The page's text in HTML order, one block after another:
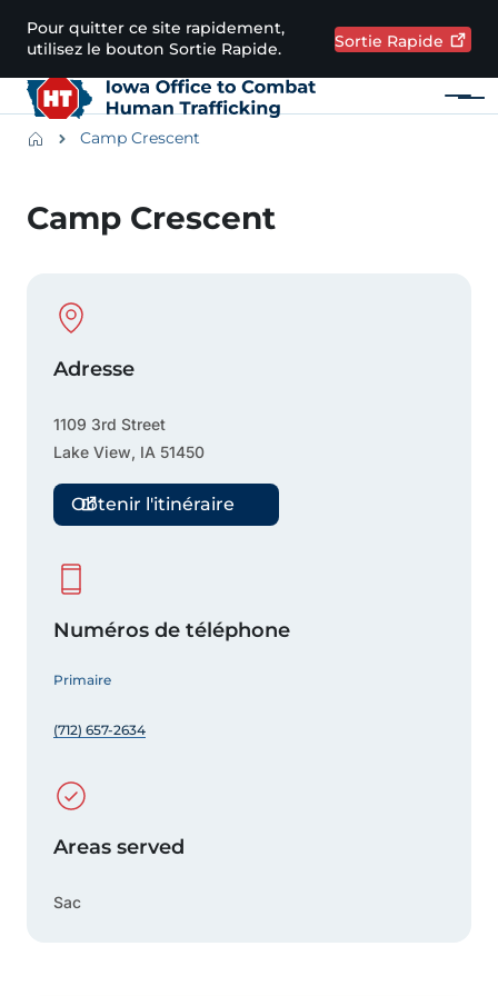
Passer au contenu principal
Pour quitter ce site rapidement,
utilisez le bouton Sortie Rapide.
Sortie Rapide
Menu
BreadcrumbsCamp Crescent
Camp Crescent
Physical Location
Adresse
1109 3rd Street
Lake View, IA 51450
Obtenir l'itinéraire
Numéros de téléphone
Primaire
(712) 657-2634
Areas served
Sac